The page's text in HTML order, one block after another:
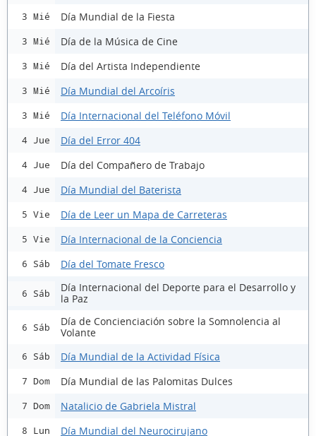
3 Mié Día Mundial de la Fiesta
3 Mié Día de la Música de Cine
3 Mié Día del Artista Independiente
3 Mié Día Mundial del Arcoíris
3 Mié Día Internacional del Teléfono Móvil
4 Jue Día del Error 404
4 Jue Día del Compañero de Trabajo
4 Jue Día Mundial del Baterista
5 Vie Día de Leer un Mapa de Carreteras
5 Vie Día Internacional de la Conciencia
6 Sáb Día del Tomate Fresco
6 Sáb
Día Internacional del Deporte para el Desarrollo y
la Paz
6 Sáb
Día de Concienciación sobre la Somnolencia al
Volante
6 Sáb Día Mundial de la Actividad Física
7 Dom Día Mundial de las Palomitas Dulces
7 Dom Natalicio de Gabriela Mistral
8 Lun Día Mundial del Neurocirujano